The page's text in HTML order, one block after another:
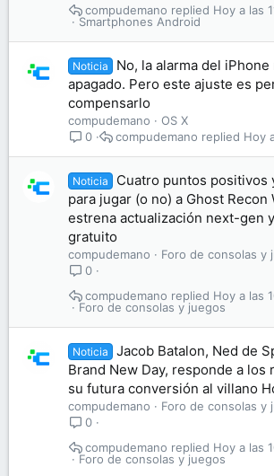
Smartphones Android
Hoy a las
compudemano
Noticia
No, la alarma del
apagado. Pero este ajuste es
compensarlo
compudemano
OS X
0
Hoy
compudemano
Noticia
Cuatro puntos positivos
para jugar (o no) a Ghost Recon
estrena actualización next-gen
gratuito
compudemano
Foro de consolas y
0
Foro de consolas y juegos
Hoy a las
compudemano
Noticia
Jacob Batalon, Ned de
Brand New Day, responde a los
su futura conversión al villano
compudemano
Foro de consolas y
0
Foro de consolas y juegos
Hoy a las
compudemano